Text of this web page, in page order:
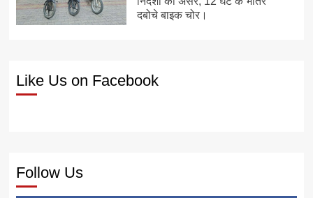
दबोचे बाइक चोर।
Like Us on Facebook
Follow Us